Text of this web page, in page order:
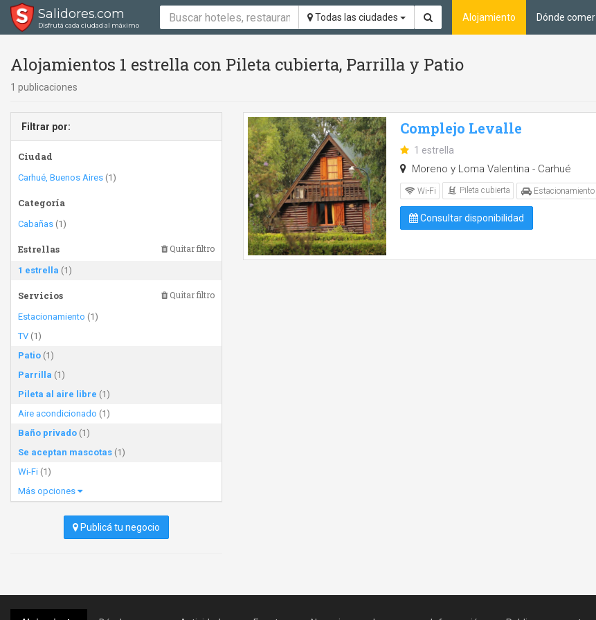
Salidores.com
Disfrutá cada ciudad al máximo
Todas las ciudades Alojamiento Dónde comer
Alojamientos 1 estrella con Pileta cubierta, Parrilla y Patio
1 publicaciones
Filtrar por:
Ciudad
Carhué, Buenos Aires (1)
Categoría
Cabañas (1)
Estrellas Quitar filtro
1 estrella (1)
Servicios Quitar filtro
Estacionamiento (1)
TV (1)
Patio (1)
Parrilla (1)
Pileta al aire libre (1)
Aire acondicionado (1)
Baño privado (1)
Se aceptan mascotas (1)
Wi-Fi (1)
Más opciones
Publicá tu negocio
Complejo Levalle
1 estrella
Moreno y Loma Valentina - Carhué
Wi-Fi Pileta cubierta Estacionamiento
Consultar disponibilidad